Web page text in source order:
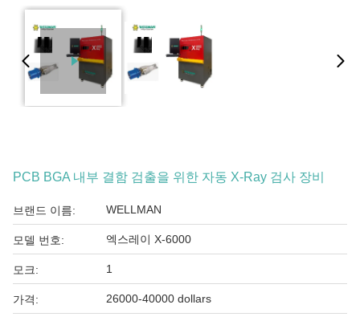
PCB BGA 내부 결함 검출을 위한 자동 X-Ray 검사 장비
브랜드 이름: WELLMAN
모델 번호: 엑스레이 X-6000
모크: 1
가격: 26000-40000 dollars